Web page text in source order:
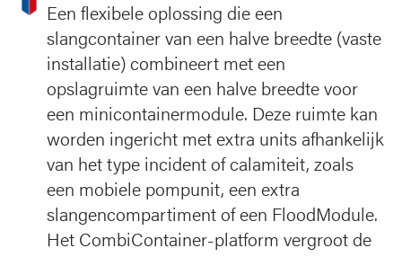
Een flexibele oplossing die een
slangcontainer van een halve breedte (vaste
installatie) combineert met een
opslagruimte van een halve breedte voor
een minicontainermodule. Deze ruimte kan
worden ingericht met extra units afhankelijk
van het type incident of calamiteit, zoals
een mobiele pompunit, een extra
slangencompartiment of een FloodModule.
Het CombiContainer-platform vergroot de